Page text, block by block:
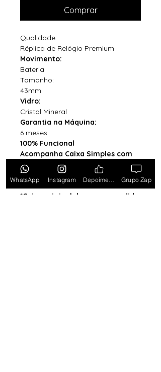
Comprar
Qualidade:
Réplica de Relógio Premium
Movimento:
Bateria
Tamanho:
43mm
Vidro:
Cristal Mineral
Garantia na Máquina:
6 meses
100% Funcional
Acompanha Caixa Simples com
Almofada (exceto para os
estados PB, SE, RR, MT, PE e AL)
*Caixa original da marca vendida
WhatsApp Instagram Grupo Zap